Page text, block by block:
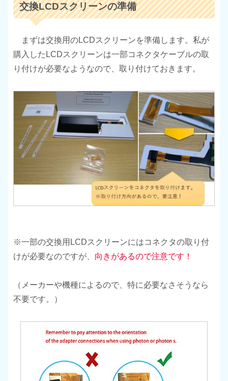
交換LCDスクリーンの準備
まずは交換用のLCDスクリーンを準備します。私が
購入したLCDスクリーンは一部コネクタケーブルの取
り付けが必要なようなので、取り付けておきます。
※一部の交換用LCDスクリーンにはコネクタの取り付
けが必要なのですが、 向きがあるので注意です！
（メーカーや機種によるので、特に必要なさそうなら
不要です。）